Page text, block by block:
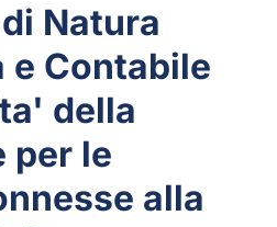
Natura
e Contabile
della
per le
alla